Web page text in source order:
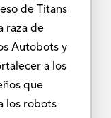
de Titans
raza de
Autobots y
a los
que
los robots